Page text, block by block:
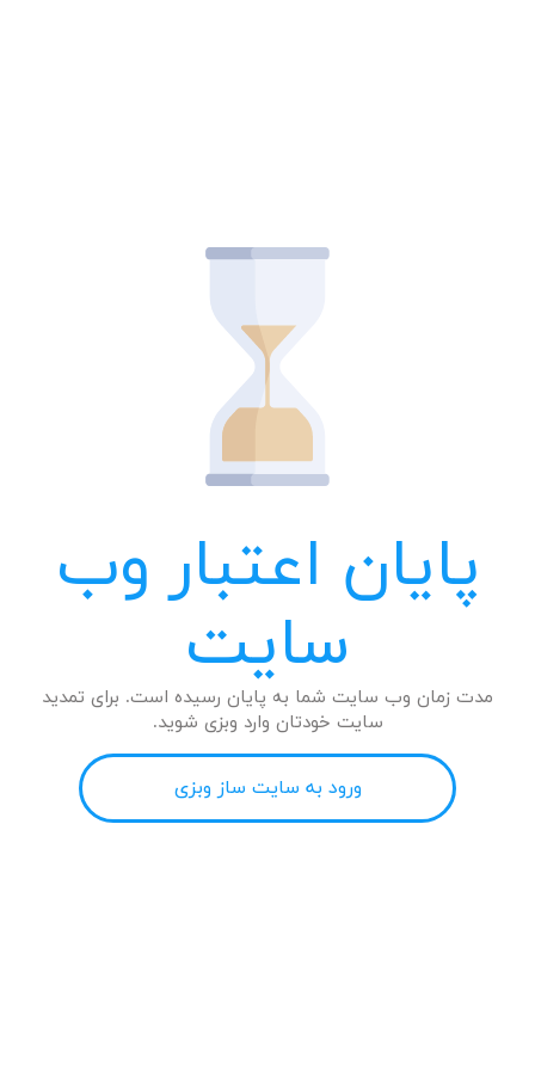
پایان اعتبار وب
سایت
مدت زمان وب سایت شما به پایان رسیده است. برای تمدید
سایت خودتان وارد وبزی شوید.
ورود به سایت ساز وبزی